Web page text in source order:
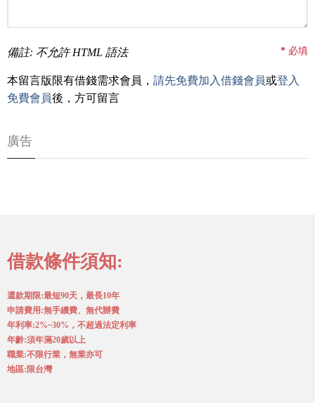
備註: 不允許 HTML 語法 * 必填
本留言版限有借錢需求會員， 請先免費加入借錢會員或登入
免費會員後，方可留言
廣告
借款條件須知:
還款期限:最短90天，最長10年
申請費用:無手續費、無代辦費
年利率:2%~30%，不超過法定利率
年齡:須年滿20歲以上
職業:不限行業，無業亦可
地區:限台灣